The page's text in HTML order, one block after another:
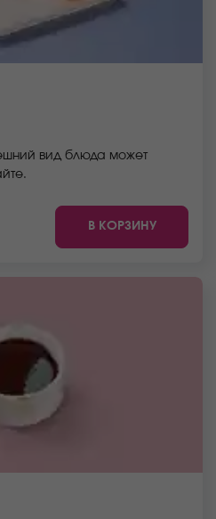
вид блюда может
В КОРЗИНУ